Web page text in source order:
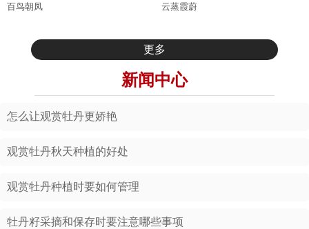
百鸟朝凤 云蒸霞蔚
更多
新闻中心
怎么让观赏牡丹更娇艳
观赏牡丹秋天种植的好处
观赏牡丹种植时要如何管理
牡丹籽采摘和保存时要注意哪些事项